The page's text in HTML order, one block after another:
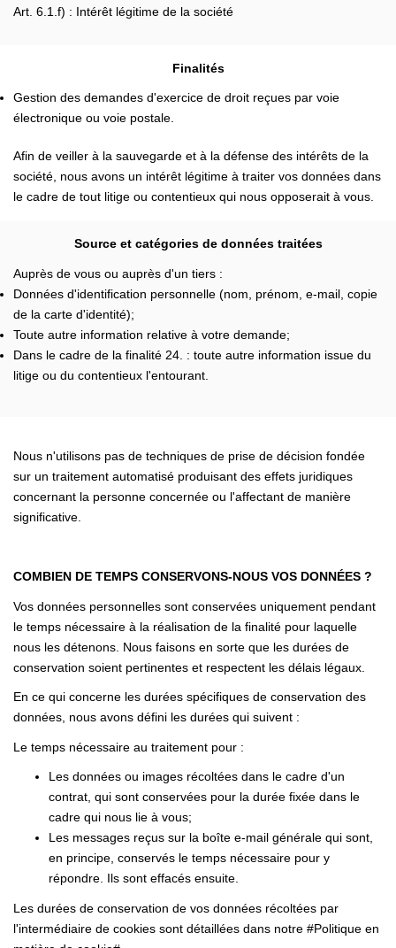
Art. 6.1.f) : Intérêt légitime de la société
Finalités
Gestion des demandes d'exercice de droit reçues par voie
électronique ou voie postale.
Afin de veiller à la sauvegarde et à la défense des intérêts de la
société, nous avons un intérêt légitime à traiter vos données dans
le cadre de tout litige ou contentieux qui nous opposerait à vous.
Source et catégories de données traitées
Auprès de vous ou auprès d'un tiers :
Données d'identification personnelle (nom, prénom, e-mail, copie
de la carte d'identité);
Toute autre information relative à votre demande;
Dans le cadre de la finalité 24. : toute autre information issue du
litige ou du contentieux l'entourant.
Nous n'utilisons pas de techniques de prise de décision fondée
sur un traitement automatisé produisant des effets juridiques
concernant la personne concernée ou l'affectant de manière
significative.
COMBIEN DE TEMPS CONSERVONS-NOUS VOS DONNÉES ?
Vos données personnelles sont conservées uniquement pendant
le temps nécessaire à la réalisation de la finalité pour laquelle
nous les détenons. Nous faisons en sorte que les durées de
conservation soient pertinentes et respectent les délais légaux.
En ce qui concerne les durées spécifiques de conservation des
données, nous avons défini les durées qui suivent :
Le temps nécessaire au traitement pour :
Les données ou images récoltées dans le cadre d'un
contrat, qui sont conservées pour la durée fixée dans le
cadre qui nous lie à vous;
Les messages reçus sur la boîte e-mail générale qui sont,
en principe, conservés le temps nécessaire pour y
répondre. Ils sont effacés ensuite.
Les durées de conservation de vos données récoltées par
l'intermédiaire de cookies sont détaillées dans notre #Politique en